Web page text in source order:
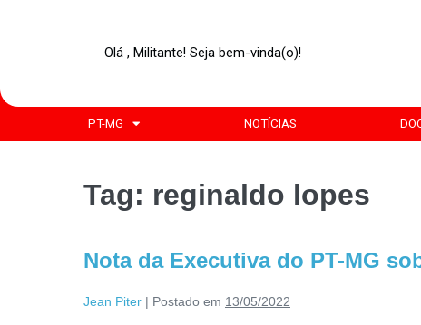
Olá , Militante! Seja bem-vinda(o)!
PT-MG NOTÍCIAS
Tag: reginaldo lopes
Nota da Executiva do PT-MG
Jean Piter | Postado em 13/05/2022